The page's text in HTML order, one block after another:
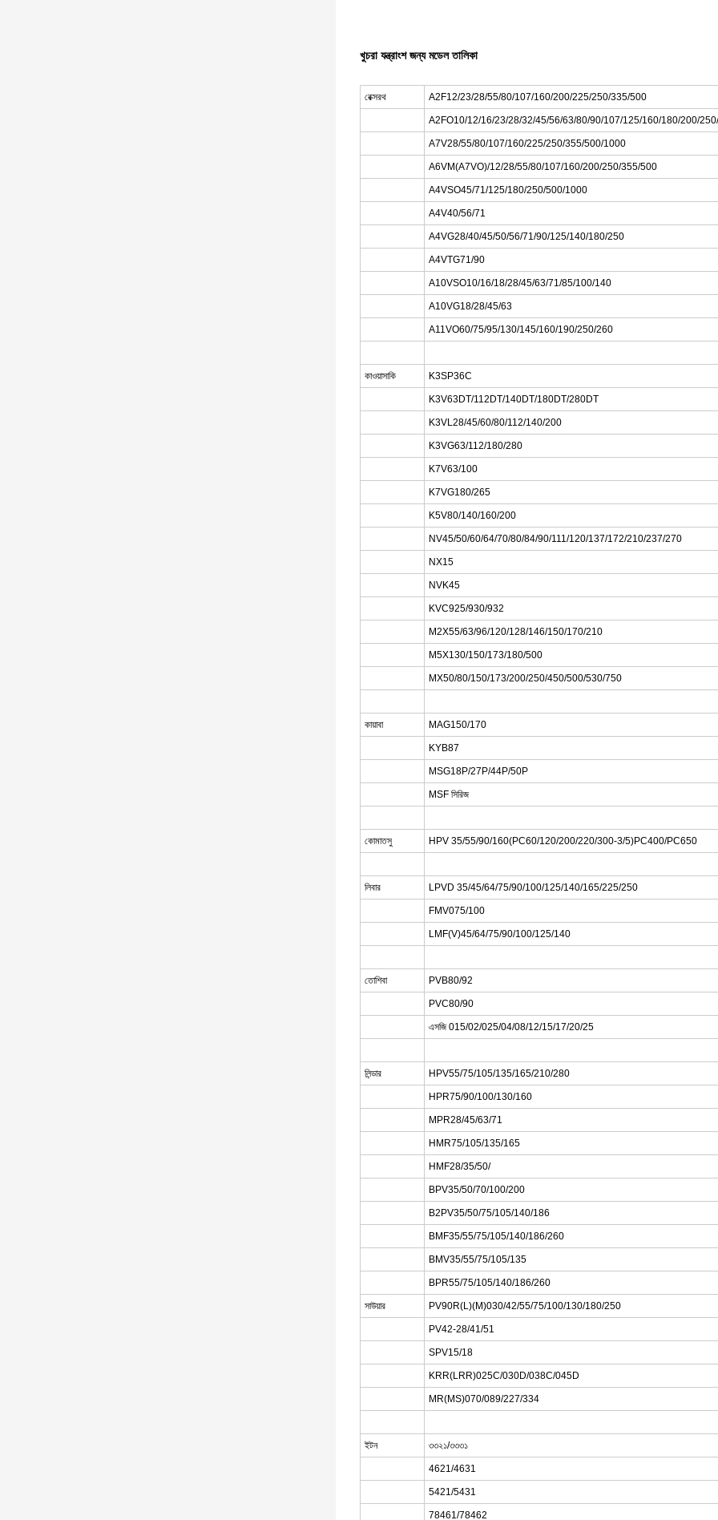
খুচরা যন্ত্রাংশ জন্য মডেল তালিকা
রেক্সরথ A2F12/23/28/55/80/107/160/200/225/250/335/500
A2FO10/12/16/23/28/32/45/56/63/80/90/107/125/160/180/200/
A7V28/55/80/107/160/225/250/355/500/1000
A6VM(A7VO)/12/28/55/80/107/160/200/250/355/500
A4VSO45/71/125/180/250/500/1000
A4V40/56/71
A4VG28/40/45/50/56/71/90/125/140/180/250
A4VTG71/90
A10VSO10/16/18/28/45/63/71/85/100/140
A10VG18/28/45/63
A11VO60/75/95/130/145/160/190/250/260
কাওয়াসাকি K3SP36C
K3V63DT/112DT/140DT/180DT/280DT
K3VL28/45/60/80/112/140/200
K3VG63/112/180/280
K7V63/100
K7VG180/265
K5V80/140/160/200
NV45/50/60/64/70/80/84/90/111/120/137/172/210/237/270
NX15
NVK45
KVC925/930/932
M2X55/63/96/120/128/146/150/170/210
M5X130/150/173/180/500
MX50/80/150/173/200/250/450/500/530/750
কায়াবা MAG150/170
KYB87
MSG18P/27P/44P/50P
MSF সিরিজ
কোমাতসু HPV 35/55/90/160(PC60/120/200/220/300-3/5)PC400/PC650
লিবার LPVD 35/45/64/75/90/100/125/140/165/225/250
FMV075/100
LMF(V)45/64/75/90/100/125/140
তোশিবা PVB80/92
PVC80/90
এসজি 015/02/025/04/08/12/15/17/20/25
লিন্ডার HPV55/75/105/135/165/210/280
HPR75/90/100/130/160
MPR28/45/63/71
HMR75/105/135/165
HMF28/35/50/
BPV35/50/70/100/200
B2PV35/50/75/105/140/186
BMF35/55/75/105/140/186/260
BMV35/55/75/105/135
BPR55/75/105/140/186/260
সাউয়ার PV90R(L)(M)030/42/55/75/100/130/180/250
PV42-28/41/51
SPV15/18
KRR(LRR)025C/030D/038C/045D
MR(MS)070/089/227/334
ইটন ৩৩২১/৩৩৩১
4621/4631
5421/5431
78461/78462